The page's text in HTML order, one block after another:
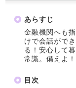
あらすじ
金融機関へも
けで会話がで
る！安心して
常識。備えよ
目次